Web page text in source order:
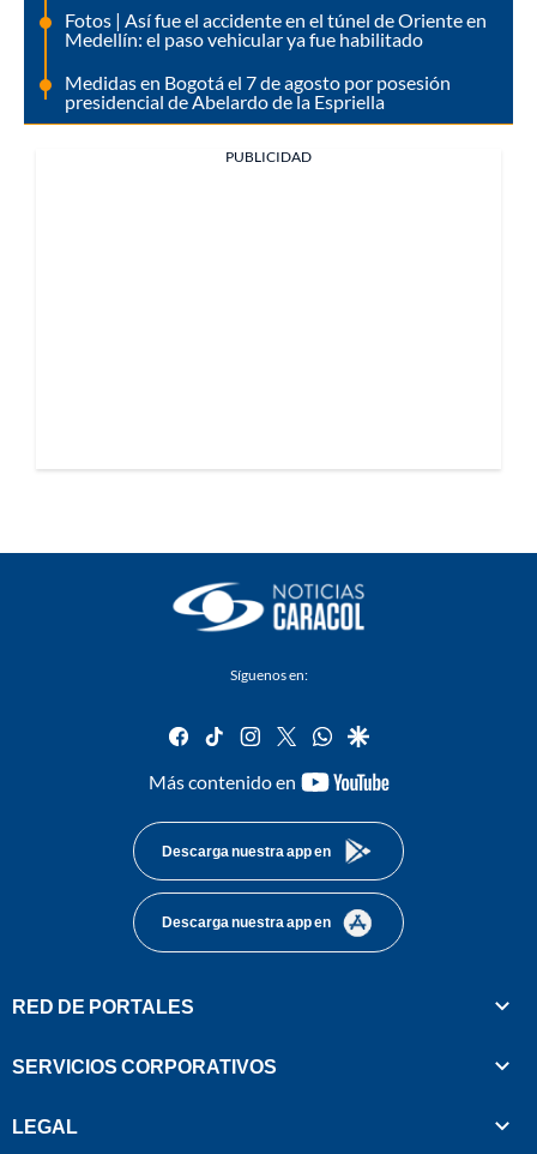
Fotos | Así fue el accidente en el túnel de Oriente en
Medellín: el paso vehicular ya fue habilitado
Medidas en Bogotá el 7 de agosto por posesión
presidencial de Abelardo de la Espriella
PUBLICIDAD
Síguenos en:
facebook
tiktok instagram
twitterwhatsapp
google
Más contenido en
youtube-
Descarga nuestra app en
Descarga nuestra app en
RED DE PORTALES
SERVICIOS CORPORATIVOS
LEGAL